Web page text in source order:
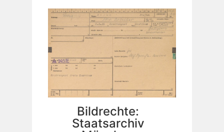
Bildrechte:
Staatsarchiv